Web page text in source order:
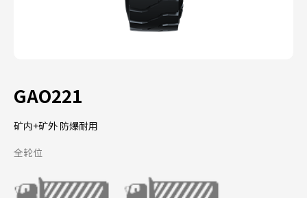
GAO221
矿内+矿外 防爆耐用
全轮位